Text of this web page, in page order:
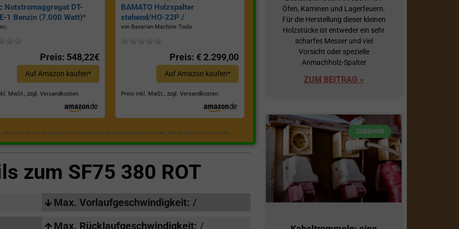
Notstromaggregat DT-
1 Benzin (7.000 Watt)*
Preis: 548,22€
Auf Amazon kaufen*
MwSt., zzgl. Versandkosten
BAMATO Holzspalter
stehend/HO-22P /
Zapfwellenantrieb, Inkl.
von Bavarian Machine Tools
Preis: € 2.299,00
Auf Amazon kaufen*
Preis inkl. MwSt., zzgl. Versandkosten
sich die hier angezeigten Preise inzwischen geändert haben können. Alle Angaben ohne Gewähr.
zum SF75 380 ROT
Max. Vorlaufgeschwindigkeit: /
Max. Rücklaufgeschwindigkeit: /
Öfen, Kaminen und Lagerfeuern.
Für die Herstellung dieser kleinen
Holzstücke ist entweder ein sehr
scharfes Messer und viel
Vorsicht oder spezielle
Anmachholz-Spalter
ZUM BEITRAG »
ZUBEHÖR